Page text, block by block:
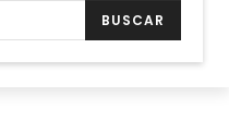
BUSCAR